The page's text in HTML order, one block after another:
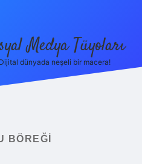
Medya Tüyoları
Dijital dünyada neşeli bir macera!
BÖREĞI